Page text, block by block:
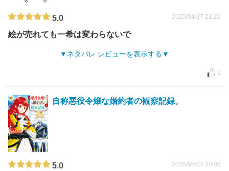
5.0 2025/04/27 21:22
絵が売れても一希は変わらないで
ネタバレ レビューを表示する
9
自称悪役令嬢な婚約者の観察記録。
5.0 2025/05/04 20:06